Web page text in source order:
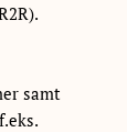
samt